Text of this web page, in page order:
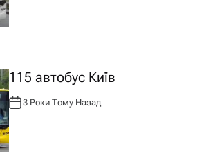
О
Р
:
115 автобус Київ
А
Т
О
Р
:
3 Роки Тому Назад